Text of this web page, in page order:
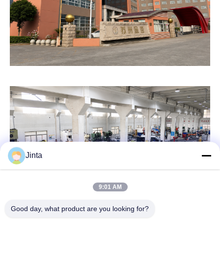
Jinta
9:01 AM
Good day, what product are you looking for?